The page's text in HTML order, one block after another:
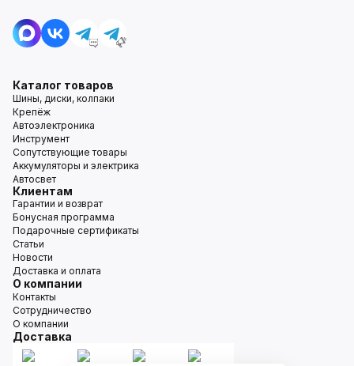
Каталог товаров
Шины, диски, колпаки
Крепёж
Автоэлектроника
Инструмент
Сопутствующие товары
Аккумуляторы и электрика
Автосвет
Клиентам
Гарантии и возврат
Бонусная программа
Подарочные сертификаты
Статьи
Новости
Доставка и оплата
О компании
Контакты
Сотрудничество
О компании
Доставка